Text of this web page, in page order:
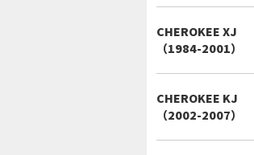
CHEROKEE XJ
（1984-2001）
CHEROKEE KJ
（2002-2007）